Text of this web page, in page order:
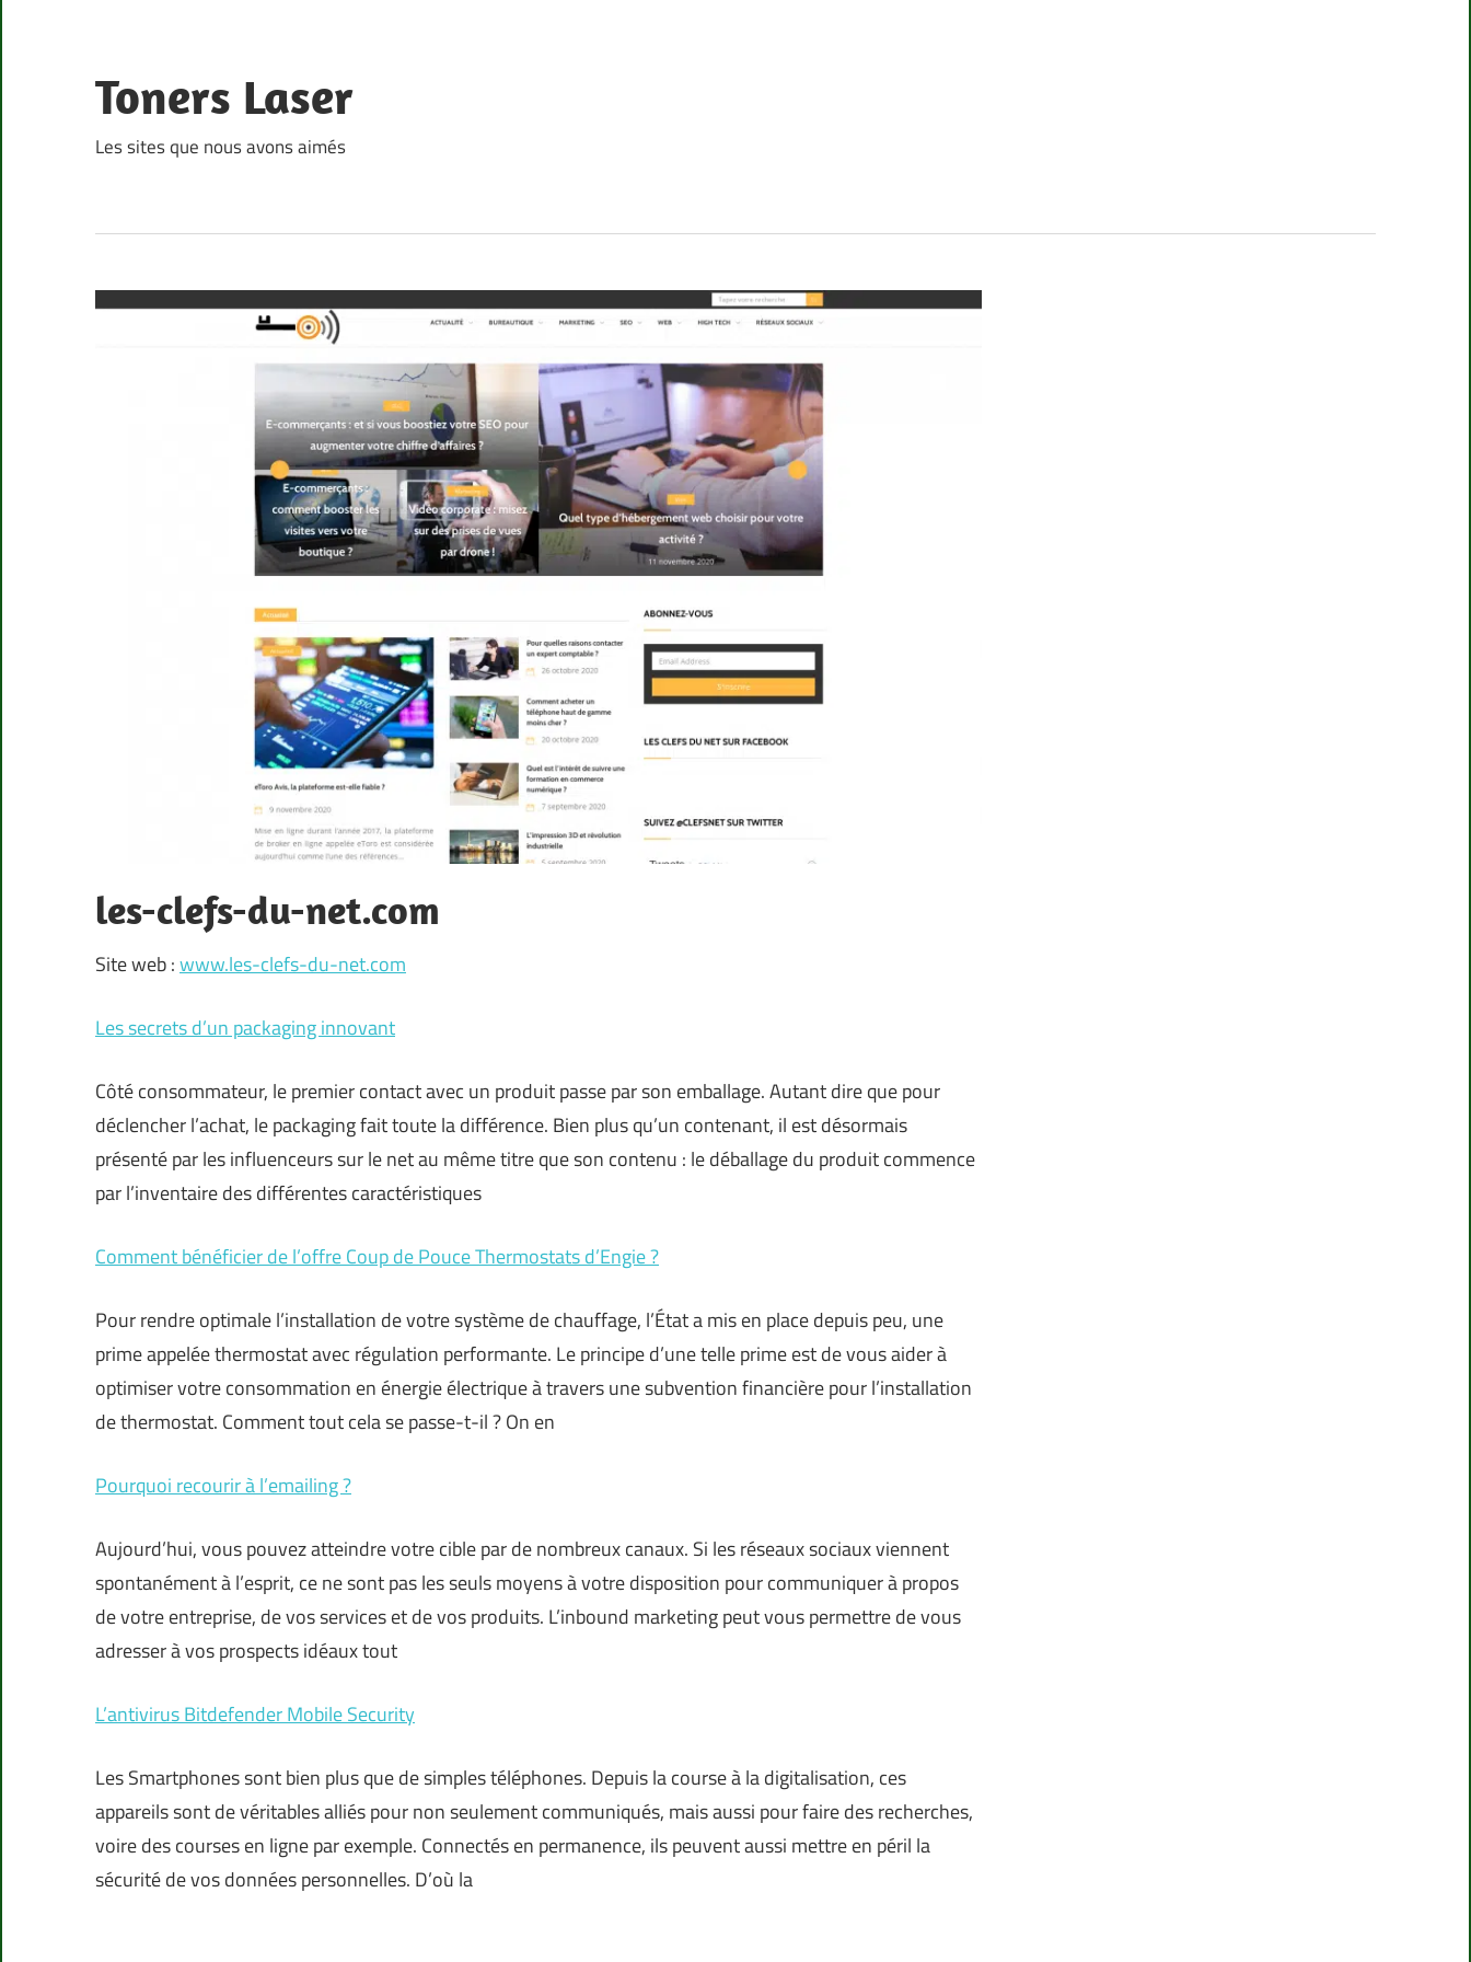
content
Toners Laser
Les sites que nous avons aimés
les-clefs-du-net.com
Site web :www.les-clefs-du-net.com
Les secrets d’un packaging innovant
Côté consommateur, le premier contact avec un produit passe par son emballage. Autant dire que pour
déclencher l’achat, le packaging fait toute la différence. Bien plus qu’un contenant, il est désormais
présenté par les influenceurs sur le net au même titre que son contenu : le déballage du produit commence
par l’inventaire des différentes caractéristiques
Comment bénéficier de l’offre Coup de Pouce Thermostats d’Engie ?
Pour rendre optimale l’installation de votre système de chauffage, l’État a mis en place depuis peu, une
prime appelée thermostat avec régulation performante. Le principe d’une telle prime est de vous aider à
optimiser votre consommation en énergie électrique à travers une subvention financière pour l’installation
de thermostat. Comment tout cela se passe-t-il ? On en
Pourquoi recourir à l’emailing ?
Aujourd’hui, vous pouvez atteindre votre cible par de nombreux canaux. Si les réseaux sociaux viennent
spontanément à l’esprit, ce ne sont pas les seuls moyens à votre disposition pour communiquer à propos
de votre entreprise, de vos services et de vos produits. L’inbound marketing peut vous permettre de vous
adresser à vos prospects idéaux tout
L’antivirus Bitdefender Mobile Security
Les Smartphones sont bien plus que de simples téléphones. Depuis la course à la digitalisation, ces
appareils sont de véritables alliés pour non seulement communiqués, mais aussi pour faire des recherches,
voire des courses en ligne par exemple. Connectés en permanence, ils peuvent aussi mettre en péril la
sécurité de vos données personnelles. D’où la